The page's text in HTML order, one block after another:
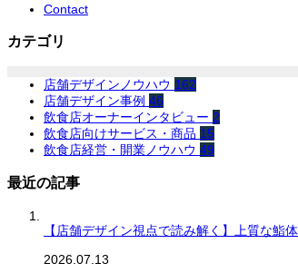
Contact
カテゴリ
店舗デザインノウハウ 162
店舗デザイン事例 46
飲食店オーナーインタビュー 2
飲食店向けサービス・商品 15
飲食店経営・開業ノウハウ 49
最近の記事
【店舗デザイン視点で読み解く】上質な鮨
2026.07.13